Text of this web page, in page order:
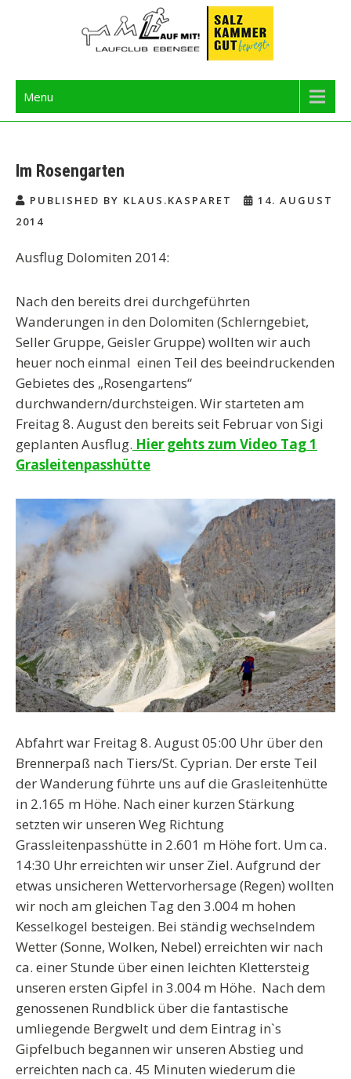
Langbathseelauf
Menu
Im Rosengarten
PUBLISHED BY KLAUS.KASPARET
14. AUGUST
2014
Ausflug Dolomiten 2014:
Nach den bereits drei durchgeführten
Wanderungen in den Dolomiten (Schlerngebiet,
Seller Gruppe, Geisler Gruppe) wollten wir auch
heuer noch einmal einen Teil des beeindruckenden
Gebietes des „Rosengartens“
durchwandern/durchsteigen. Wir starteten am
Freitag 8. August den bereits seit Februar von Sigi
geplanten Ausflug. Hier gehts zum Video Tag 1
Grasleitenpasshütte
Abfahrt war Freitag 8. August 05:00 Uhr über den
Brennerpaß nach Tiers/St. Cyprian. Der erste Teil
der Wanderung führte uns auf die Grasleitenhütte
in 2.165 m Höhe. Nach einer kurzen Stärkung
setzten wir unseren Weg Richtung
Grassleitenpasshütte in 2.601 m Höhe fort. Um ca.
14:30 Uhr erreichten wir unser Ziel. Aufgrund der
etwas unsicheren Wettervorhersage (Regen) wollten
wir noch am gleichen Tag den 3.004 m hohen
Kesselkogel besteigen. Bei ständig wechselndem
Wetter (Sonne, Wolken, Nebel) erreichten wir nach
ca. einer Stunde über einen leichten Klettersteig
unseren ersten Gipfel in 3.004 m Höhe. Nach dem
genossenen Rundblick über die fantastische
umliegende Bergwelt und dem Eintrag in`s
Gipfelbuch begannen wir unseren Abstieg und
erreichten nach ca. 45 Minuten wiederum die